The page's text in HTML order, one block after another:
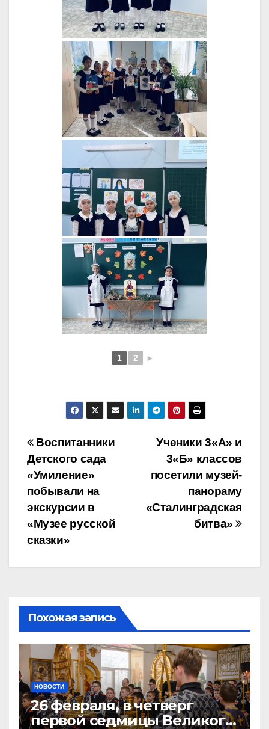
1 2 ►
Навигация
по
записям
Ученики 3«А» и
3«Б» классов
посетили музей-
панораму
«Сталинградская
битва»
Воспитанники
Детского сада
«Умиление»
побывали на
экскурсии в
«Музее русской
сказки»
Похожая запись
НОВОСТИ
26 февраля, в четверг
первой седмицы Великого